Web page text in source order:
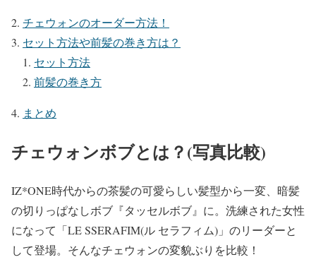
チェウォンのオーダー方法！
セット方法や前髪の巻き方は？
セット方法
前髪の巻き方
まとめ
チェウォンボブとは？(写真比較)
IZ*ONE時代からの茶髪の可愛らしい髪型から一変、暗髪
の切りっぱなしボブ 『タッセルボブ』 に。洗練された女性
になって「LE SSERAFIM(ル セラフィム)」のリーダーと
して登場。そんなチェウォンの変貌ぶりを比較！